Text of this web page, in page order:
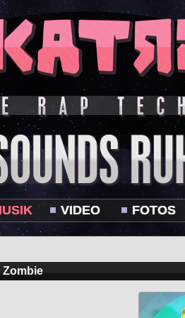
VIDEO FOTOS
Zombie